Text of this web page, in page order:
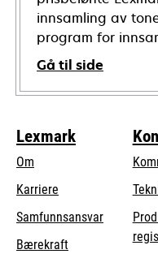
innsamling av
program for
Gå til side
Lexmark
Om
Karriere
Samfunnsansvaropens
Bærekraft